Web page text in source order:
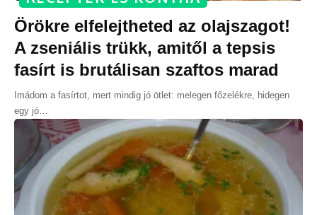
Örökre elfelejtheted az olajszagot!
A zseniális trükk, amitől a tepsis
fasírt is brutálisan szaftos marad
Imádom a fasírtot, mert mindig jó ötlet: melegen főzelékre, hidegen
egy jó